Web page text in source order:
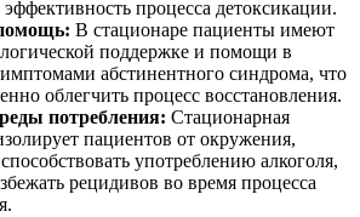
эффективность процесса детоксикации.
В стационаре пациенты имеют
поддержке и помощи в
абстинентного синдрома, что
облегчить процесс восстановления.
потребления: Стационарная
пациентов от окружения,
употреблению алкоголя,
рецидивов во время процесса